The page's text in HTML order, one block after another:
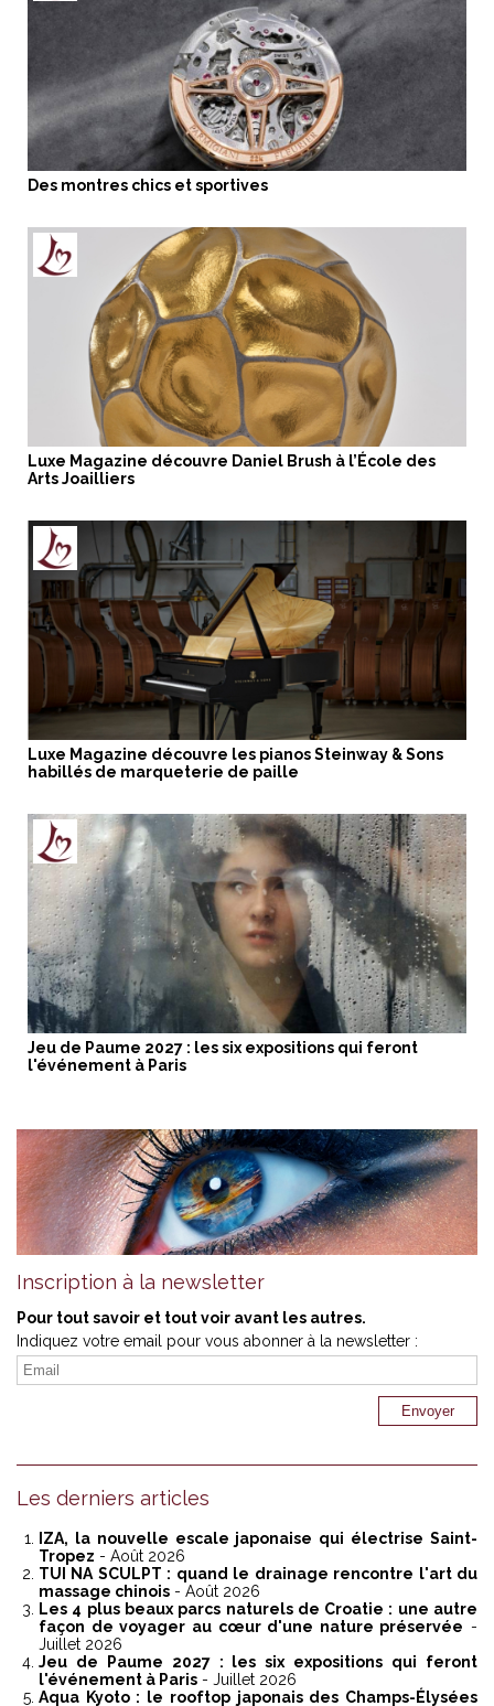
Des montres chics et sportives
Luxe Magazine découvre Daniel Brush à l’École des
Arts Joailliers
Luxe Magazine découvre les pianos Steinway & Sons
habillés de marqueterie de paille
Jeu de Paume 2027 : les six expositions qui feront
l'événement à Paris
Inscription à la newsletter
Pour tout savoir et tout voir avant les autres.
Indiquez votre email pour vous abonner à la newsletter :
Les derniers articles
IZA, la nouvelle escale japonaise qui électrise Saint-
Tropez - Août 2026
TUI NA SCULPT : quand le drainage rencontre l'art du
massage chinois - Août 2026
Les 4 plus beaux parcs naturels de Croatie : une autre
façon de voyager au cœur d'une nature préservée -
Juillet 2026
Jeu de Paume 2027 : les six expositions qui feront
l'événement à Paris - Juillet 2026
Aqua Kyoto : le rooftop japonais des Champs-Élysées